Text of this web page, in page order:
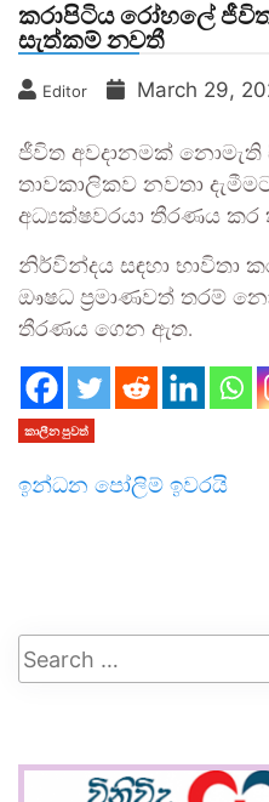
කරාපිටිය රෝහලේ
සැත්කම් නවතී
Editor March 29,
ජීවිත අවදානමක් නොමැති
තාවකාලිකව නවතා
අධ්‍යක්ෂවරයා තීරණය කර
නිර්වින්දය සඳහා භාවිතා
ඖෂධ ප්‍රමාණවත් ‍තරම්
තීරණය ගෙන ඇත.
කාලීන පුවත්
ඉන්ධන පෝලිම් ඉවරයි